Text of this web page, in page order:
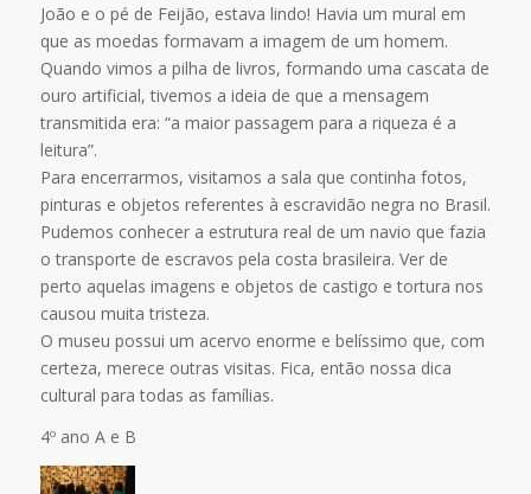
João e o pé de Feijão, estava lindo! Havia um mural em
que as moedas formavam a imagem de um homem.
Quando vimos a pilha de livros, formando uma cascata de
ouro artificial, tivemos a ideia de que a mensagem
transmitida era: “a maior passagem para a riqueza é a
leitura”.
Para encerrarmos, visitamos a sala que continha fotos,
pinturas e objetos referentes à escravidão negra no Brasil.
Pudemos conhecer a estrutura real de um navio que fazia
o transporte de escravos pela costa brasileira. Ver de
perto aquelas imagens e objetos de castigo e tortura nos
causou muita tristeza.
O museu possui um acervo enorme e belíssimo que, com
certeza, merece outras visitas. Fica, então nossa dica
cultural para todas as famílias.
4º ano A e B